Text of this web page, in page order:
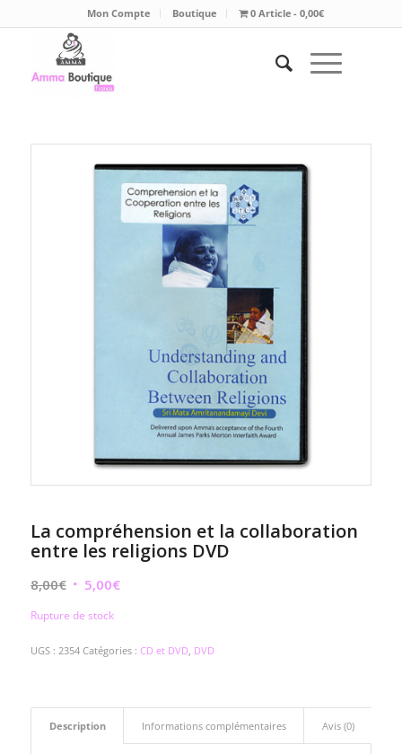
Mon Compte Boutique 0 Article 0,00€
La compréhension et la collaboration
entre les religions DVD
8,00€ Le
était :
5,00€Le
est :
Rupture de stock
UGS : 2354 Catégories : CD et DVD, DVD
Description Informations complémentaires Avis (0)